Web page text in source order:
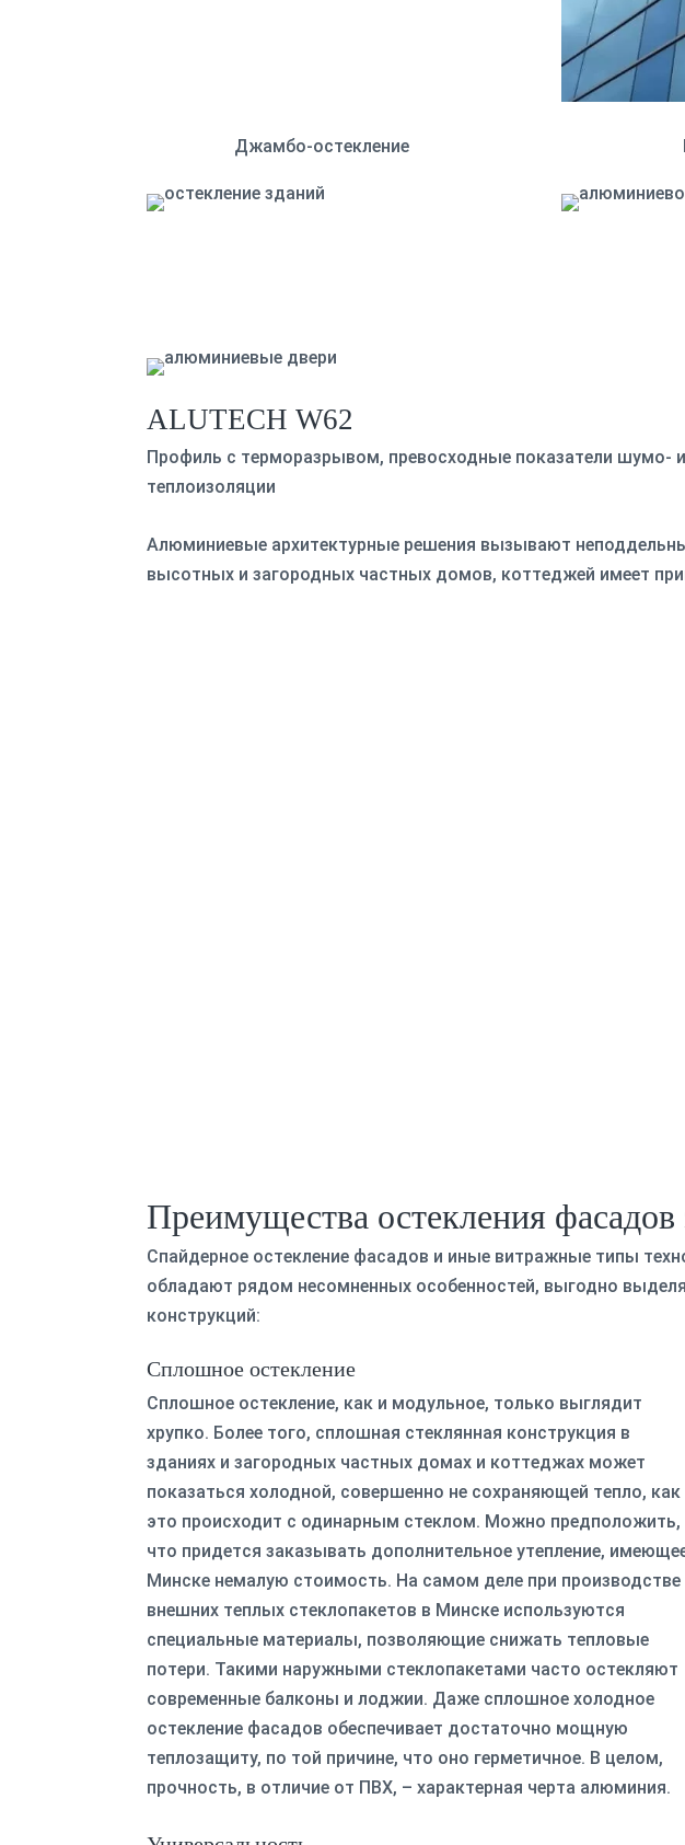
Джамбо-остекление
ALUTECH W62
Профиль с терморазрывом, превосходные показатели шумо- и
теплоизоляции
Алюминиевые архитектурные решения вызывают
высотных и загородных частных домов, коттеджей имеет
Преимущества остекления фасадов
Спайдерное остекление фасадов и иные витражные типы
обладают рядом несомненных особенностей, выгодно
конструкций:
Сплошное остекление
Сплошное остекление, как и модульное, только выглядит
хрупко. Более того, сплошная стеклянная конструкция в
зданиях и загородных частных домах и коттеджах может
показаться холодной, совершенно не сохраняющей тепло, как
это происходит с одинарным стеклом. Можно предположить,
что придется заказывать дополнительное утепление,
Минске немалую стоимость. На самом деле при производстве
внешних теплых стеклопакетов в Минске используются
специальные материалы, позволяющие снижать тепловые
потери. Такими наружными стеклопакетами часто остекляют
современные балконы и лоджии. Даже сплошное холодное
остекление фасадов обеспечивает достаточно мощную
теплозащиту, по той причине, что оно герметичное. В целом,
прочность, в отличие от ПВХ, – характерная черта алюминия.